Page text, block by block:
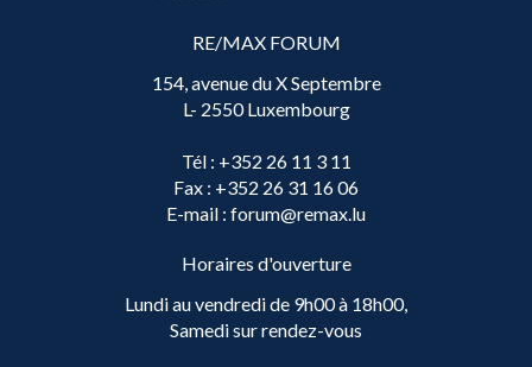
RE/MAX FORUM
154, avenue du X Septembre
L- 2550 Luxembourg
Tél: +352 26 11 3 11
Fax : +352 26 31 16 06
E-mail : forum@remax.lu
Horaires d'ouverture
Lundi au vendredi de 9h00 à 18h00,
Samedi sur rendez-vous